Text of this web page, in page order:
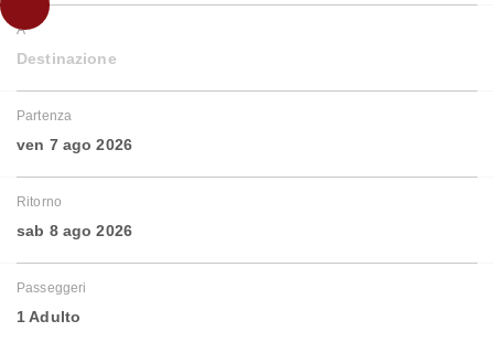
A
Destinazione
Partenza
ven 7 ago 2026
Ritorno
sab 8 ago 2026
Passeggeri
1 Adulto